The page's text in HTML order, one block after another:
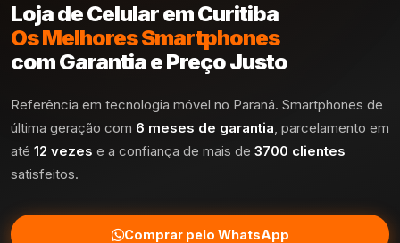
Loja de Celular em Curitiba
Os Melhores Smartphones
com Garantia e Preço Justo
Referência em tecnologia móvel no Paraná. Smartphones de
última geração com 6 meses de garantia, parcelamento em
até 12 vezes e a confiança de mais de 3700 clientes
satisfeitos.
Comprar pelo WhatsApp